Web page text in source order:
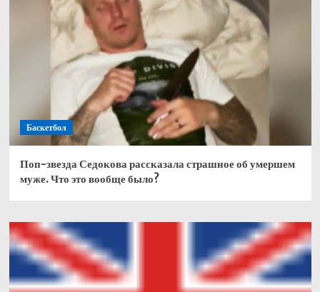
Баскетбол
Поп-звезда Седокова рассказала страшное об умершем
муже. Что это вообще было?